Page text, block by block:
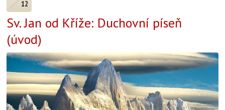
12
Sv. Jan od Kříže: Duchovní píseň
(úvod)